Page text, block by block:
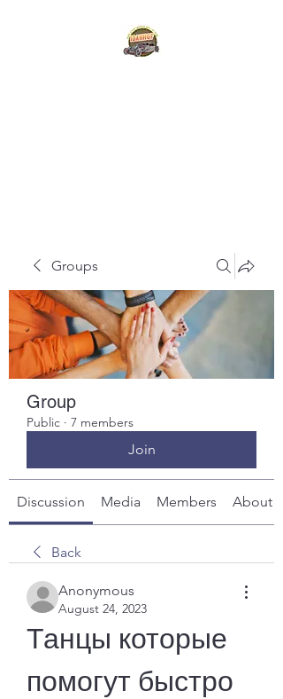
Groups
Group
Public · 7 members
Join
Discussion Media Members About
Back
Anonymous
August 24, 2023
Танцы которые
помогут быстро